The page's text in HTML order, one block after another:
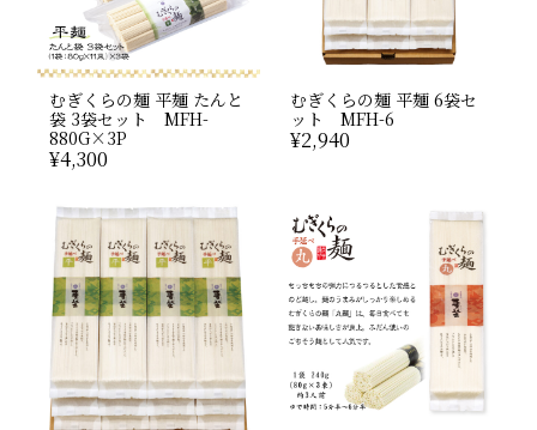
むぎくらの麺 平麺 たんと
袋 3袋セット MFH-
880G×3P
¥4,300
むぎくらの麺 平麺 6袋セ
ット MFH-6
¥2,940